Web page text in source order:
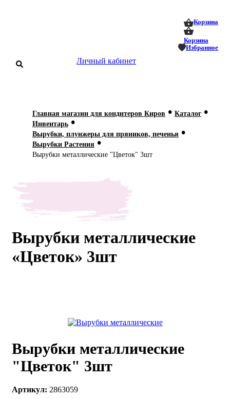
Корзина
Корзина
Избранное
Личный кабинет
Мастер-
классы
256-54-
Главная магазин для кондитеров Киров • Каталог •
Инвентарь •
Вырубки, плунжеры для пряников, печенья •
Вырубки Растения •
Вырубки металлические "Цветок" 3шт
Вырубки металлические
«Цветок» 3шт
Вырубки металлические
"Цветок" 3шт
Артикул: 2863059